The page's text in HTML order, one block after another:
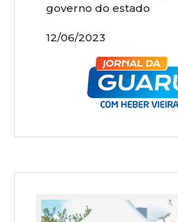
governo do estado
12/06/2023